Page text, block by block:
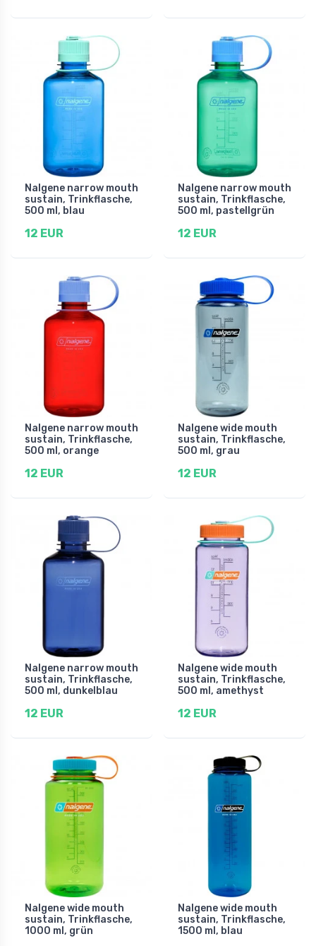
Nalgene narrow mouth
sustain, Trinkflasche,
500 ml, blau
12 EUR
Nalgene narrow mouth
sustain, Trinkflasche,
500 ml, pastellgrün
12 EUR
Nalgene narrow mouth
sustain, Trinkflasche,
500 ml, orange
12 EUR
Nalgene wide mouth
sustain, Trinkflasche,
500 ml, grau
12 EUR
Nalgene narrow mouth
sustain, Trinkflasche,
500 ml, dunkelblau
12 EUR
Nalgene wide mouth
sustain, Trinkflasche,
500 ml, amethyst
12 EUR
Nalgene wide mouth
sustain, Trinkflasche,
1000 ml, grün
Nalgene wide mouth
sustain, Trinkflasche,
1500 ml, blau